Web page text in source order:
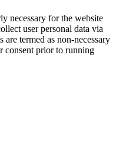
necessary for the website
user personal data via
are termed as non-necessary
consent prior to running